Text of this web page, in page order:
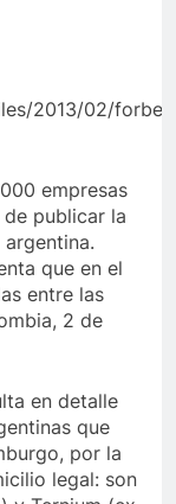
empresas
publicar la
que en el
entre las
2 de
en detalle
que
por la
legal: son